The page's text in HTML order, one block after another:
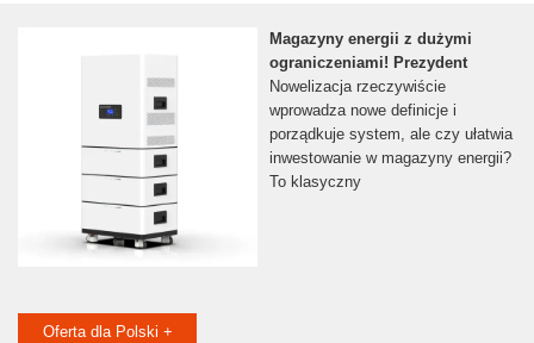
Magazyny energii z dużymi
ograniczeniami! Prezydent
Nowelizacja rzeczywiście
wprowadza nowe definicje i
porządkuje system, ale czy ułatwia
inwestowanie w magazyny energii?
To klasyczny
Oferta dla Polski +